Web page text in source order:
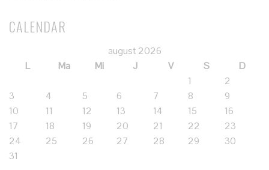
CALENDAR
august 2026
L
Ma Mi J V S
D
1
2
3
4 5 6 7 8
9
10
11 12 13 14 15
16
17
18 19 20 21 22
23
24
25 26 27 28 29
30
31